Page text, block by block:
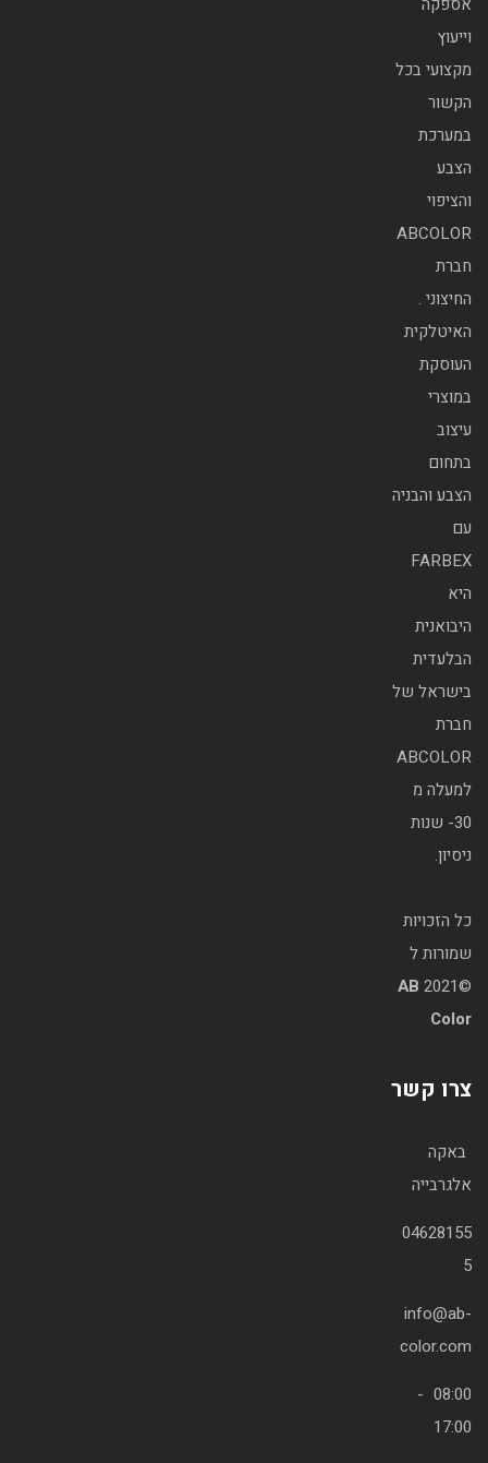
וייעוץ
מקצועי בכל
הקשור
במערכת
הצבע
והציפוי
ABCOLOR
חברת
החיצוני .
האיטלקית
העוסקת
במוצרי
עיצוב
בתחום
הצבע והבניה
עם
FARBEX
היא
היבואנית
הבלעדית
בישראל של
חברת
ABCOLOR
למעלה מ
30- שנות
ניסיון.
כל הזכויות
שמורות ל
©2021
AB
Color
צרו קשר
באקה
אלגרבייה
04628155
5
info@ab-
color.com
08:00 -
17:00